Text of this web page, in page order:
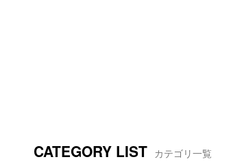
CATEGORY LIST カテゴリ一覧